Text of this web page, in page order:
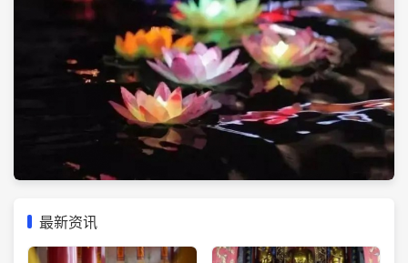
最新资讯